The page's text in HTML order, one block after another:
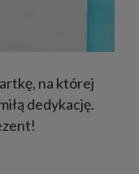
na której
dedykację.